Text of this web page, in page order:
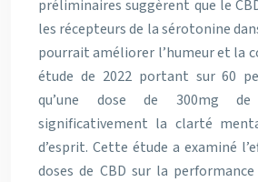
préliminaires suggèrent que le
les récepteurs de la sérotonine
pourrait améliorer l’humeur et la
étude de 2022 portant sur 60
qu’une dose de 300mg de
significativement la clarté
d’esprit. Cette étude a examiné
doses de CBD sur la